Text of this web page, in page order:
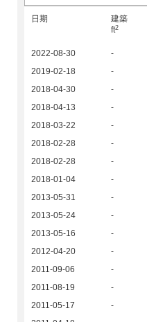
日期
建築
ft2
2022-08-30 -
2019-02-18
-
2018-04-30
-
2018-04-13
-
2018-03-22
-
2018-02-28
-
2018-02-28
-
2018-01-04
-
2013-05-31
-
2013-05-24
-
2013-05-16
-
2012-04-20
-
2011-09-06
-
2011-08-19
-
2011-05-17
-